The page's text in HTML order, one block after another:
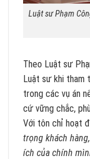
Luật sư Phạm
Theo Luật sư
Luật sư khi tham
trong các vụ án
cứ vững chắc,
Với tôn chỉ hoạt
trọng khách
ích của chính